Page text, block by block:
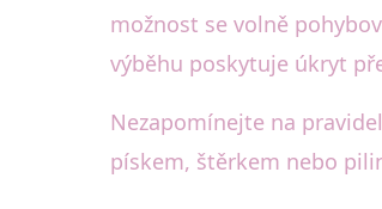
možnost se volně
výběhu poskytuje úkryt
Nezapomínejte na
pískem, štěrkem nebo